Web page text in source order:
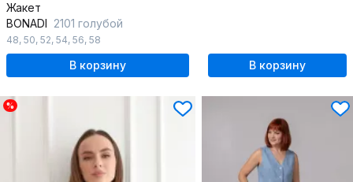
Жакет
BONADI 2101 голубой
48, 50, 52, 54, 56, 58
В корзину В корзину
%